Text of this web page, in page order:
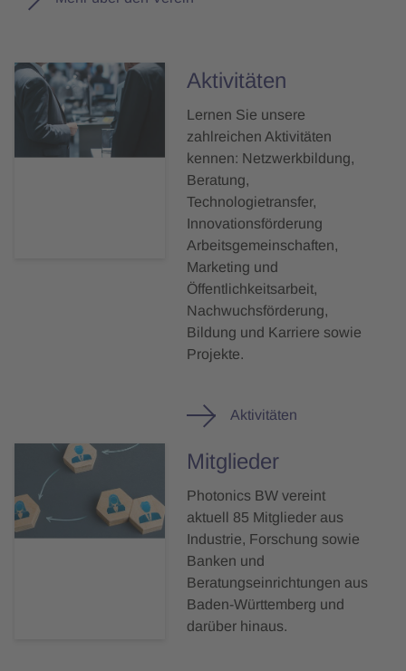
Aktivitäten
Lernen Sie unsere
zahlreichen Aktivitäten
kennen: Netzwerkbildung,
Beratung,
Technologietransfer,
Innovationsförderung
Arbeitsgemeinschaften,
Marketing und
Öffentlichkeitsarbeit,
Nachwuchsförderung,
Bildung und Karriere sowie
Projekte.
Aktivitäten
Mitglieder
Photonics BW vereint
aktuell 85 Mitglieder aus
Industrie, Forschung sowie
Banken und
Beratungseinrichtungen aus
Baden-Württemberg und
darüber hinaus.